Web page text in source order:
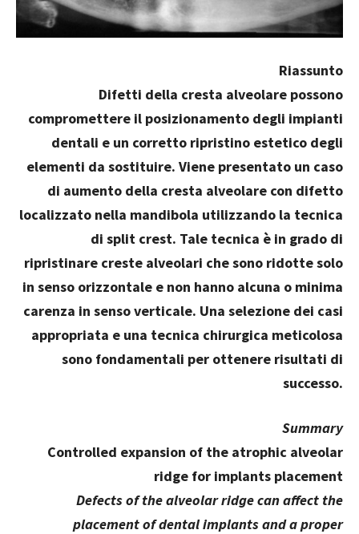
Riassunto
Difetti della cresta alveolare possono
compromettere il posizionamento degli impianti
dentali e un corretto ripristino estetico degli
elementi da sostituire. Viene presentato un caso
di aumento della cresta alveolare con difetto
localizzato nella mandibola utilizzando la tecnica
di split crest. Tale tecnica è in grado di
ripristinare creste alveolari che sono ridotte solo
in senso orizzontale e non hanno alcuna o minima
carenza in senso verticale. Una selezione dei casi
appropriata e una tecnica chirurgica meticolosa
sono fondamentali per ottenere risultati di
successo.
Summary
Controlled expansion of the atrophic alveolar
ridge for implants placement
Defects of the alveolar ridge can affect the
placement of dental implants and a proper